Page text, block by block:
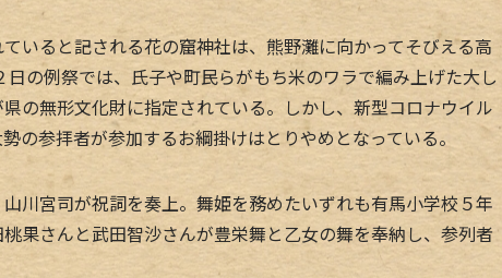
いると記される花の窟神社は、熊野灘に向かってそびえる高
の例祭では、氏子や町民らがもち米のワラで編み上げた大し
の無形文化財に指定されている。しかし、新型コロナウイル
の参拝者が参加するお綱掛けはとりやめとなっている。
川宮司が祝詞を奏上。舞姫を務めたいずれも有馬小学校５年
果さんと武田智沙さんが豊栄舞と乙女の舞を奉納し、参列者